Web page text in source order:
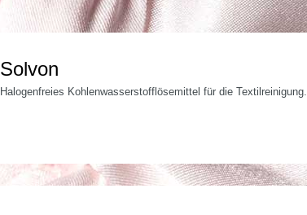
Solvon
Halogenfreies Kohlenwasserstofflösemittel für die Textilreinigung.